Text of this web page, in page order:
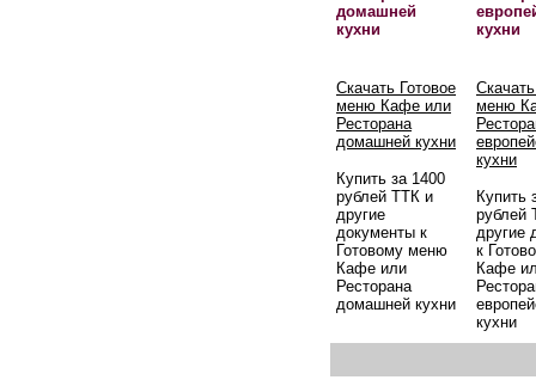
домашней
кухни
кухни
Скачать Готовое
меню Кафе или
Ресторана
домашней кухни
Купить за 1400
рублей ТТК и
другие
документы к
Готовому меню
Кафе или
Ресторана
домашней кухни
меню
кухни
Купить
рублей
другие
к
Кафе
кухни